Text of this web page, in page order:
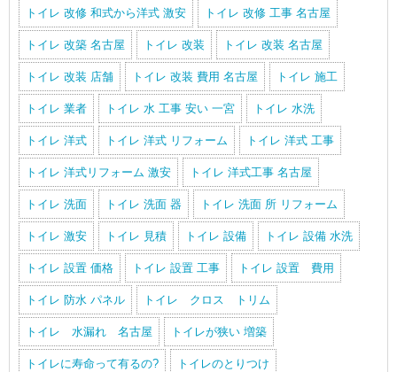
トイレ 改修 和式から洋式 激安 トイレ 改修 工事 名古屋
トイレ 改築 名古屋 トイレ 改装 トイレ 改装 名古屋
トイレ 改装 店舗 トイレ 改装 費用 名古屋 トイレ 施工
トイレ 業者 トイレ 水 工事 安い 一宮 トイレ 水洗
トイレ 洋式 トイレ 洋式 リフォーム トイレ 洋式 工事
トイレ 洋式リフォーム 激安 トイレ 洋式工事 名古屋
トイレ 洗面 トイレ 洗面 器 トイレ 洗面 所 リフォーム
トイレ 激安 トイレ 見積 トイレ 設備 トイレ 設備 水洗
トイレ 設置 価格 トイレ 設置 工事 トイレ 設置 費用
トイレ 防水 パネル トイレ クロス トリム
トイレ 水漏れ 名古屋 トイレが狭い 増築
トイレに寿命って有るの? トイレのとりつけ